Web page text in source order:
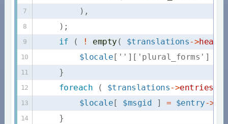
) ,
) ;
if
( ! empty ( $translations->
$locale [ '' ] [ 'plural_forms' ]
}
foreach
( $translations->entries
$locale [ $msgid ] = $entry->
}